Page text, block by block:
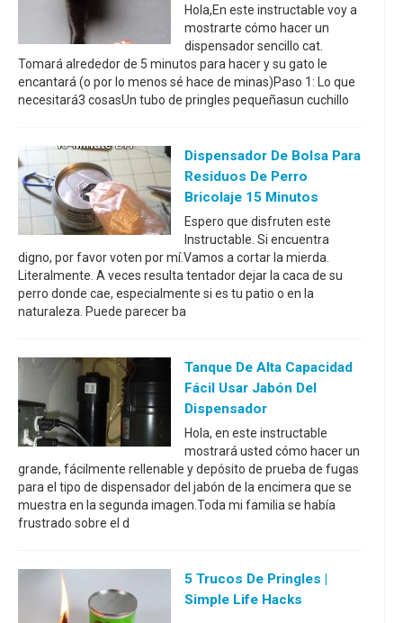
Hola,En este instructable voy a
mostrarte cómo hacer un
dispensador sencillo cat.
Tomará alrededor de 5 minutos para hacer y su gato le
encantará (o por lo menos sé hace de minas)Paso 1: Lo que
necesitará3 cosasUn tubo de pringles pequeñasun cuchillo
Dispensador De Bolsa Para
Residuos De Perro
Bricolaje 15 Minutos
Espero que disfruten este
Instructable. Si encuentra
digno, por favor voten por mí.Vamos a cortar la mierda.
Literalmente. A veces resulta tentador dejar la caca de su
perro donde cae, especialmente si es tu patio o en la
naturaleza. Puede parecer ba
Tanque De Alta Capacidad
Fácil Usar Jabón Del
Dispensador
Hola, en este instructable
mostrará usted cómo hacer un
grande, fácilmente rellenable y depósito de prueba de fugas
para el tipo de dispensador del jabón de la encimera que se
muestra en la segunda imagen.Toda mi familia se había
frustrado sobre el d
5 Trucos De Pringles |
Simple Life Hacks